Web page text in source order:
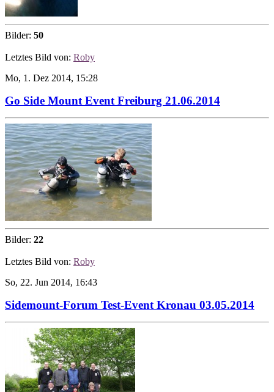
Bilder: 50
Letztes Bild von: Roby
Mo, 1. Dez 2014, 15:28
Go Side Mount Event Freiburg 21.06.2014
Bilder: 22
Letztes Bild von: Roby
So, 22. Jun 2014, 16:43
Sidemount-Forum Test-Event Kronau 03.05.2014